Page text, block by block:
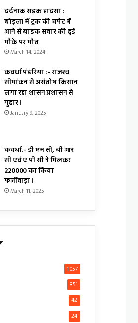
दर्दनाक सड़क हादसा :
बोड़ला में ट्रक की चपेट में
आने से बाइक सवार की हुई
मौके पर मौत
March 14, 2024
कवर्धा पंडरिया :- राजस्व
सीमांकन से असंतोष किसान
लगा रहा शासन प्रशासन से
गुहार।
January 9, 2025
कवर्धा:- डी एम सी, बी आर
सी एवं ए पी सी ने मिलकर
₹220000 का किया
फर्जीवाड़ा।
March 11, 2025
1,057
851
42
24